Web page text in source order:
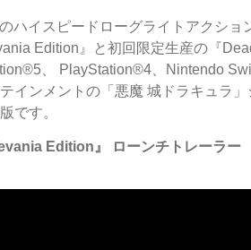
ハイスピードローグライトアクショ
Edition』と初回限定生産の『
、 PlayStation®4、Nintendo
インメントの「悪魔 城ドラキュラ
です。
Edition』 ローンチトレーラー